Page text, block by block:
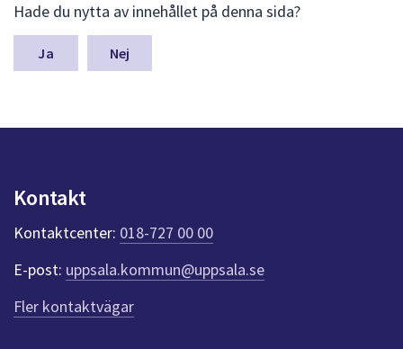
ä
m
a
n
k
t
e
r
f
ö
r
Hade du nytta av innehållet på denna sida?
Nej
Kontakt
Kontaktcenter: 018-727 00 00
E-post: uppsala.kommun@uppsala.se
Fler kontaktvägar